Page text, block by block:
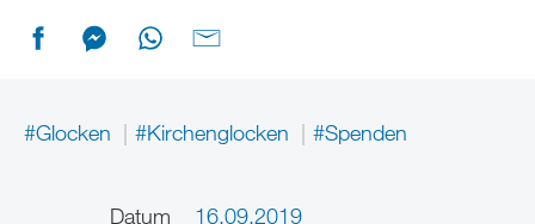
#Glocken #Kirchenglocken #Spenden
Datum 16.09.2019